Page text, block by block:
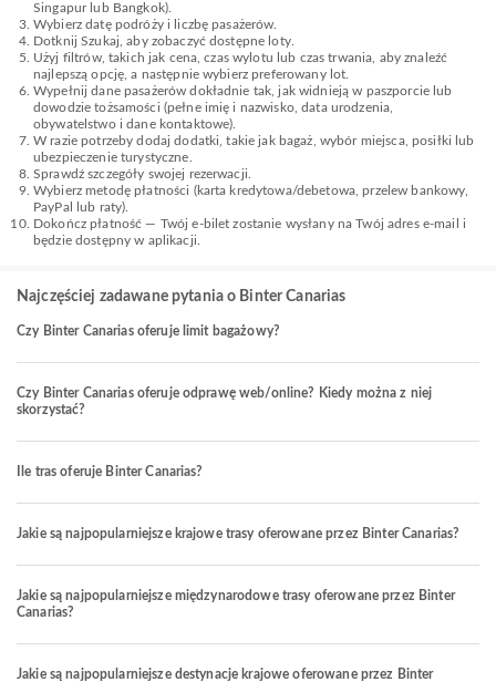
Singapur lub Bangkok).
Wybierz datę podróży i liczbę pasażerów.
Dotknij Szukaj, aby zobaczyć dostępne loty.
Użyj filtrów, takich jak cena, czas wylotu lub czas trwania, aby znaleźć
najlepszą opcję, a następnie wybierz preferowany lot.
Wypełnij dane pasażerów dokładnie tak, jak widnieją w paszporcie lub
dowodzie tożsamości (pełne imię i nazwisko, data urodzenia,
obywatelstwo i dane kontaktowe).
W razie potrzeby dodaj dodatki, takie jak bagaż, wybór miejsca, posiłki lub
ubezpieczenie turystyczne.
Sprawdź szczegóły swojej rezerwacji.
Wybierz metodę płatności (karta kredytowa/debetowa, przelew bankowy,
PayPal lub raty).
Dokończ płatność — Twój e-bilet zostanie wysłany na Twój adres e-mail i
będzie dostępny w aplikacji.
Najczęściej zadawane pytania o Binter Canarias
Czy Binter Canarias oferuje limit bagażowy?
Czy Binter Canarias oferuje odprawę web/online? Kiedy można z niej
skorzystać?
Ile tras oferuje Binter Canarias?
Jakie są najpopularniejsze krajowe trasy oferowane przez Binter Canarias?
Jakie są najpopularniejsze międzynarodowe trasy oferowane przez Binter
Canarias?
Jakie są najpopularniejsze destynacje krajowe oferowane przez Binter